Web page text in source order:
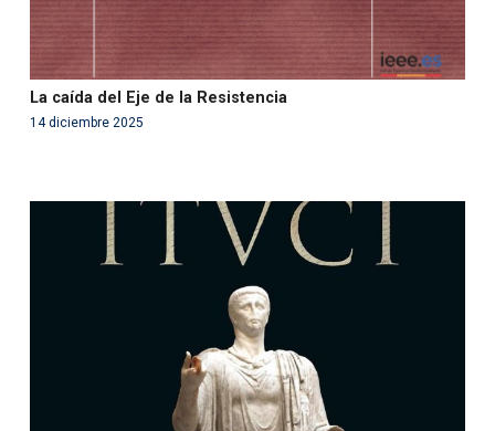
La caída del Eje de la Resistencia
14 diciembre 2025
: Use of undefined constant php - assumed
'php' (this will throw an Error in a future version of PHP)
content/themes/fundcami/page-publicaciones.php